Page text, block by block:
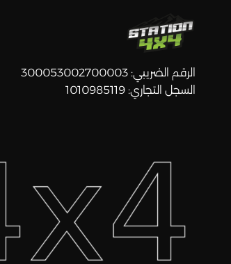
الرقم الضريبي: 300053002700003
السجل التجاري: 1010985119